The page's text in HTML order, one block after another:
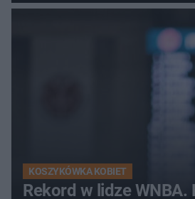
KOSZYKÓWKA KOBIET
Rekord w lidze WNBA.